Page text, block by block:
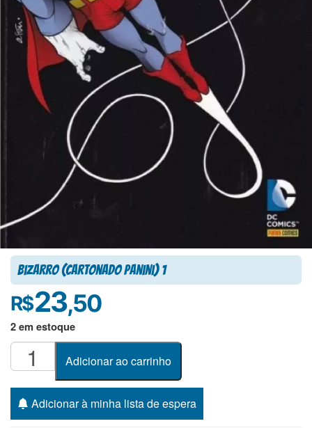
Bizarro (Cartonado Panini) 1
R$23,50
2 em estoque
Bizarro
(Cartonado
Panini)
quantidade
Adicionar ao carrinho
Adicionar à minha lista de espera